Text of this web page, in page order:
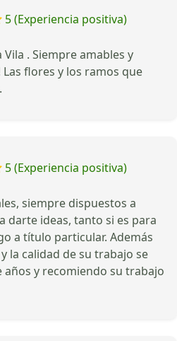
5 (Experiencia positiva)
. Siempre amables y
flores y los ramos que
5 (Experiencia positiva)
siempre dispuestos a
darte ideas, tanto si es para
a título particular. Además
la calidad de su trabajo se
años y recomiendo su trabajo